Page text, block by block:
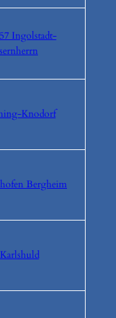
Ingolstadt-
Knodorf
Bergheim